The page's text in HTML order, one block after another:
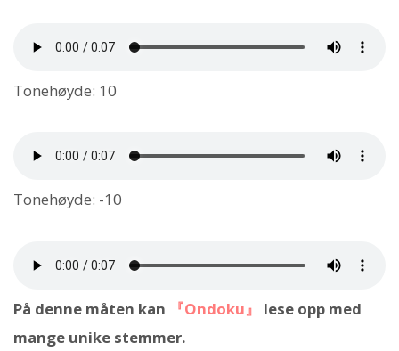
Tonehøyde: 10
Tonehøyde: -10
På denne måten kan 『Ondoku』
lese opp med
mange unike stemmer.